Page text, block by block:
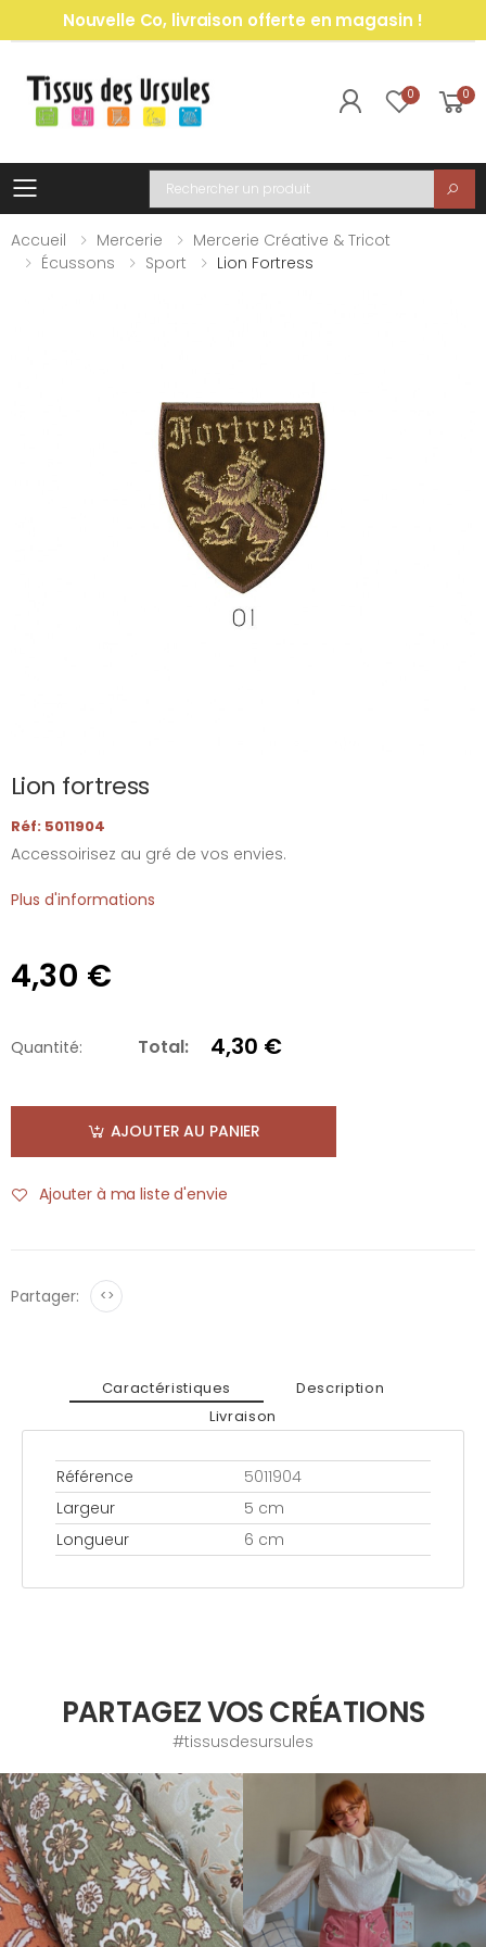
Nouvelle Co, livraison offerte en magasin !
0 0
Toggle mobile menu
Recherche
Accueil
Mercerie
Mercerie Créative & Tricot
Écussons
Sport Lion Fortress
Lion fortress
Réf: 5011904
Accessoirisez au gré de vos envies.
Plus d'informations
4,30 €
Quantité: Total: 4,30 €
AJOUTER AU PANIER
Ajouter à ma liste d'envie
Partager: <>
Caractéristiques
Description
Livraison
Référence
5011904
Largeur
5 cm
Longueur
6 cm
PARTAGEZ VOS CRÉATIONS
#tissusdesursules